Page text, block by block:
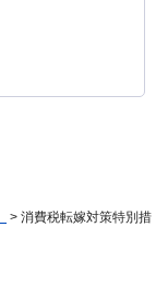
> 消費税転嫁対策特別措